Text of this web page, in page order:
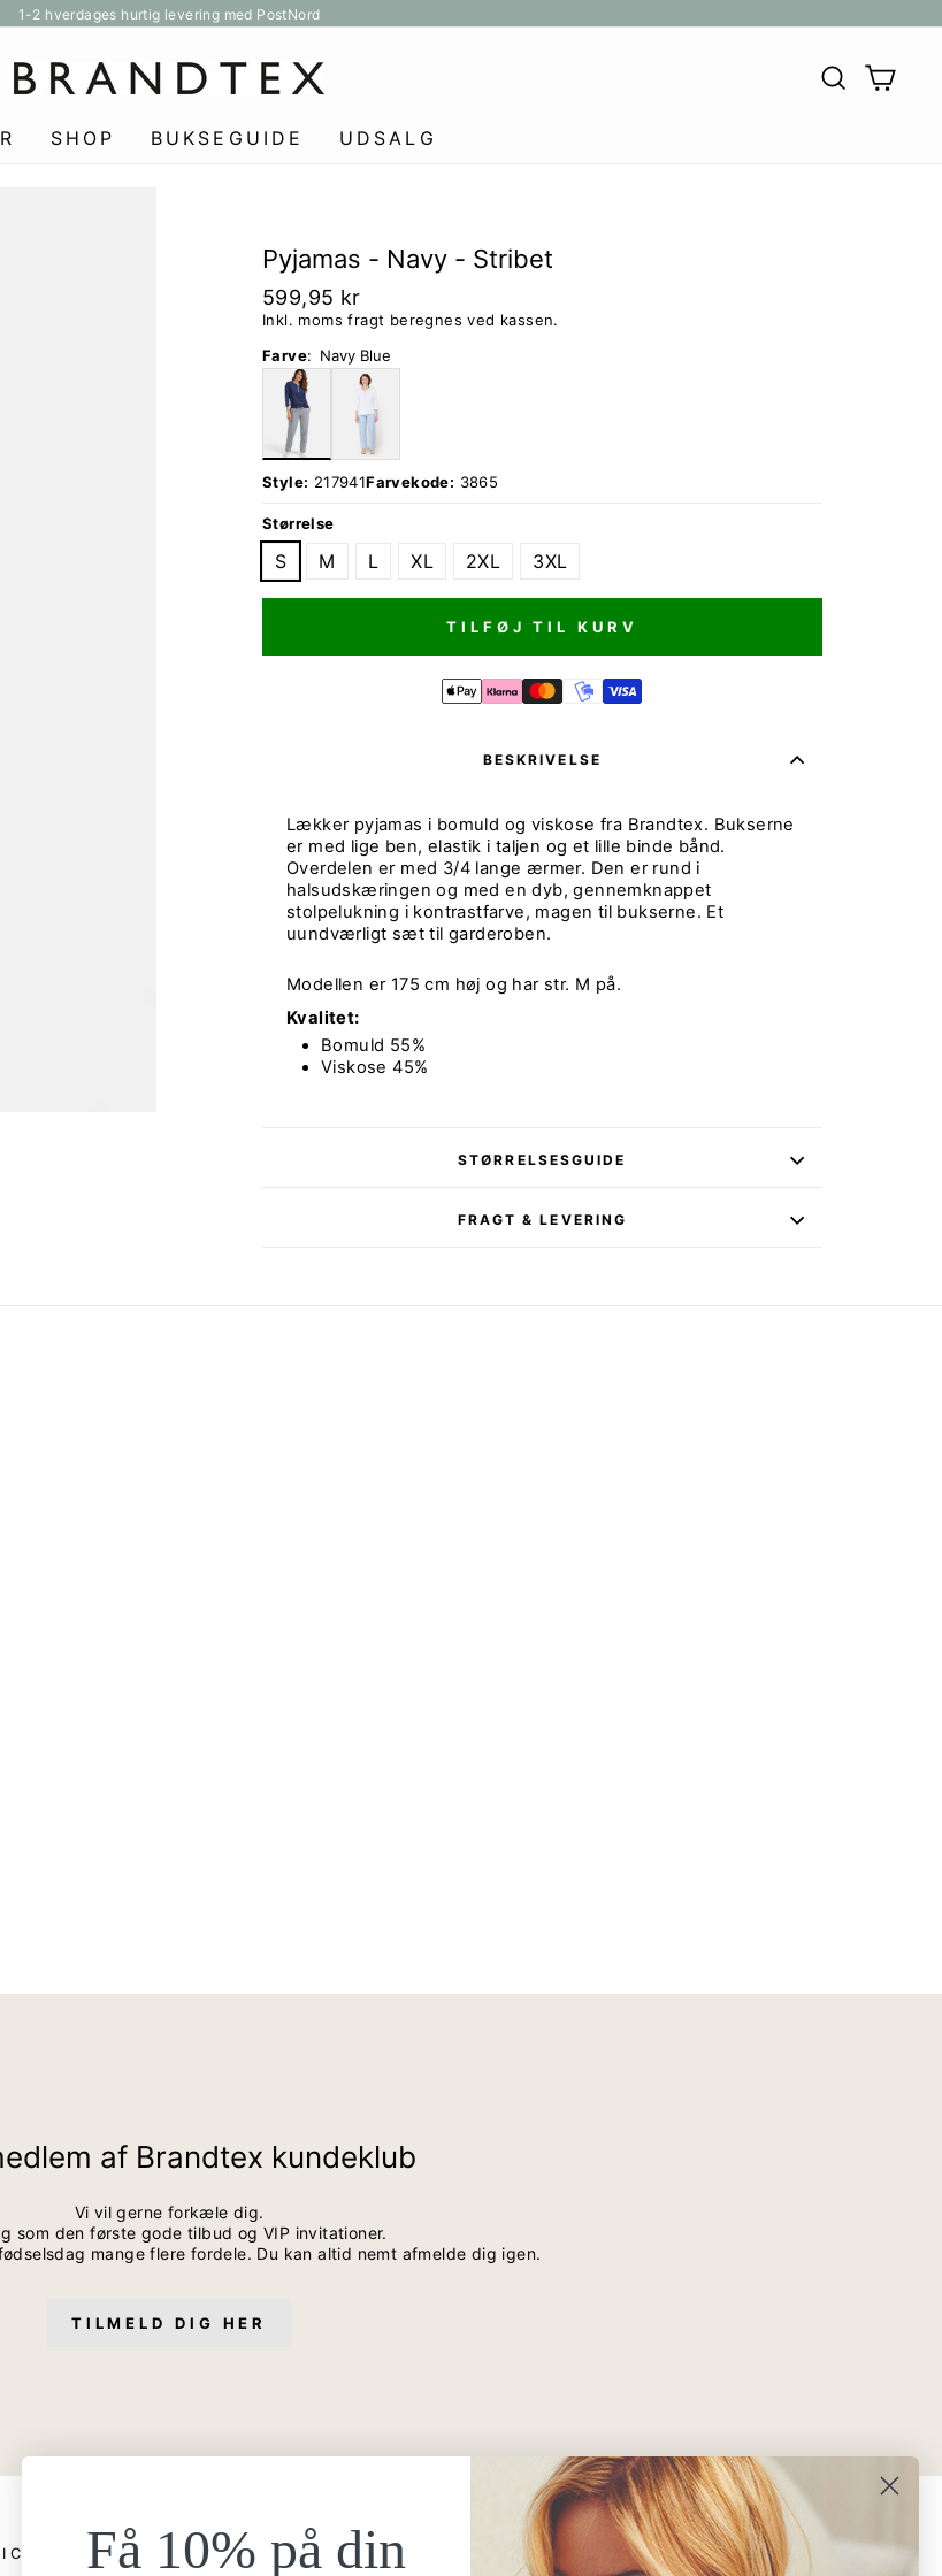
slideshow
1-2 hverdages hurtig levering med PostNord
SØG
SHOP BUKSEGUIDE UDSALG
Pyjamas - Navy - Stribet
599,95 kr
Inkl. moms fragt beregnes ved kassen.
Farve: Navy Blue
Style: 217941Farvekode: 3865
Størrelse
S M L XL 2XL 3XL
TILFØJ TIL KURV
BESKRIVELSE
Lækker pyjamas i bomuld og viskose fra Brandtex. Bukserne
er med lige ben, elastik i taljen og et lille binde bånd.
Overdelen er med 3/4 lange ærmer. Den er rund i
halsudskæringen og med en dyb, gennemknappet
stolpelukning i kontrastfarve, magen til bukserne. Et
uundværligt sæt til garderoben.
Modellen er 175 cm høj og har str. M på.
Kvalitet:
Bomuld 55%
Viskose 45%
STØRRELSESGUIDE
FRAGT & LEVERING
af Brandtex kundeklub
Vi vil gerne forkæle dig.
som den første gode tilbud og VIP invitationer.
mange flere fordele. Du kan altid nemt afmelde dig igen.
TILMELD DIG HER
ANDRE SIGN UP AND SAVE
Få 10% på din